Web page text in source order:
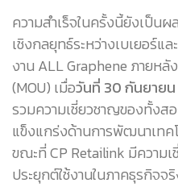
ความสำเร็จในครั้งนี้ยังเป็น
เชิงกลยุทธ์ระหว่างเบเยอร์แ
งาน ALL Graphene ภายห
(MOU) เมื่อวันที่ 30 กันยาย
รวมความเชี่ยวชาญของทั้งส
แข็งแกร่งด้านการพัฒนาเทค
ขณะที่ CP Retailink มีความ
ประยุกต์ใช้งานในภาคธุรกิจจ